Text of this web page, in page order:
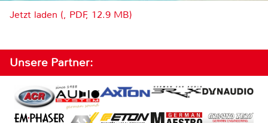
Jetzt laden (, PDF, 12.9 MB)
Unsere Partner: